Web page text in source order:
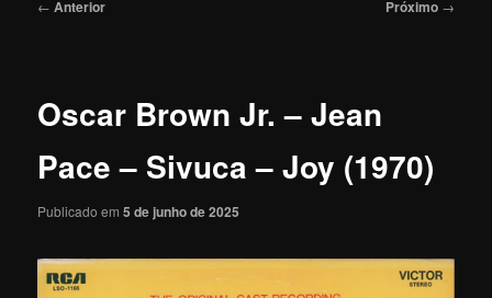
← Anterior Próximo →
Oscar Brown Jr. – Jean
Pace – Sivuca – Joy (1970)
Publicado em5 de junho de 2025